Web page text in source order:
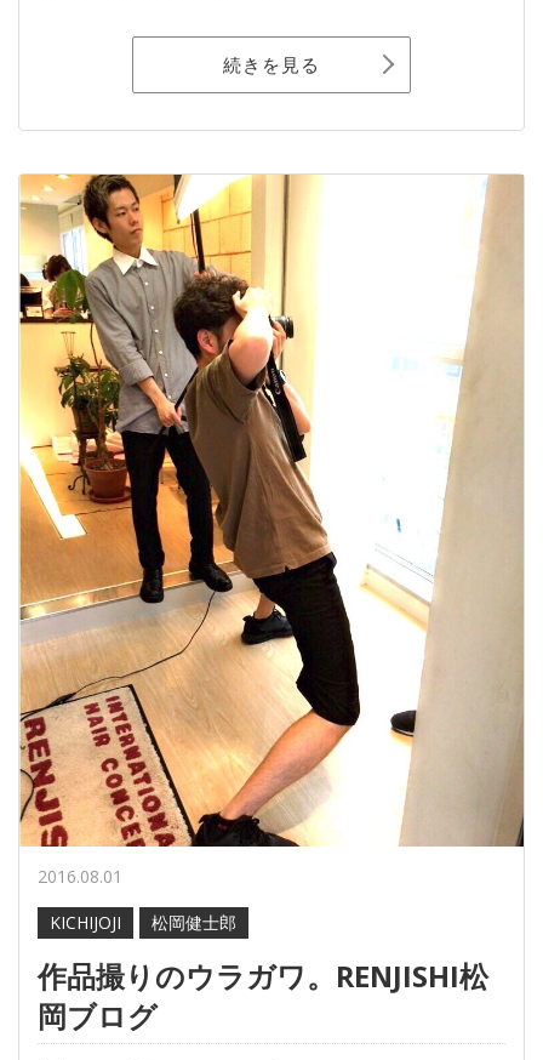
続きを見る
2016.08.01
KICHIJOJI
松岡健士郎
作品撮りのウラガワ。RENJISHI松
岡ブログ